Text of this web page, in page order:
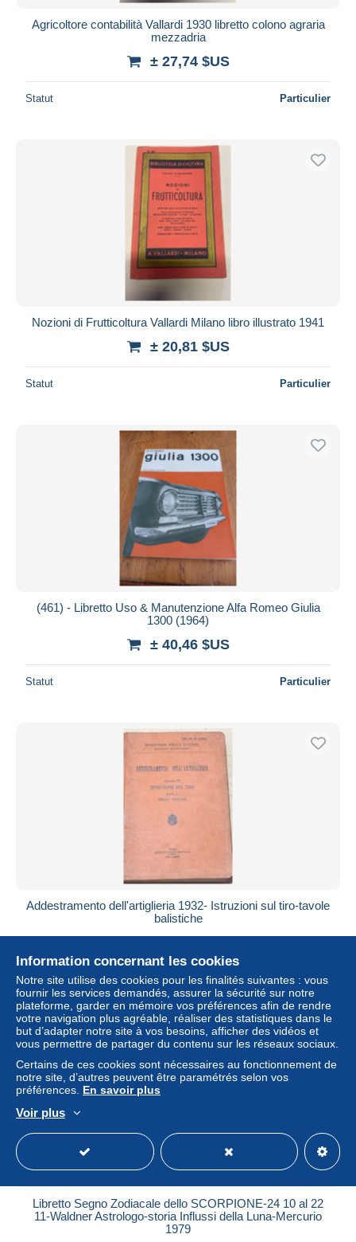
Agricoltore contabilità Vallardi 1930 libretto colono agraria
mezzadria
± 27,74 $US
Statut Particulier
Nozioni di Frutticoltura Vallardi Milano libro illustrato 1941
± 20,81 $US
Statut Particulier
(461) - Libretto Uso & Manutenzione Alfa Romeo Giulia
1300 (1964)
± 40,46 $US
Statut Particulier
Addestramento dell'artiglieria 1932- Istruzioni sul tiro-tavole
balistiche
Statut Particulier
Libretto Segno Zodiacale dello SCORPIONE-24 10 al 22
11-Waldner Astrologo-storia Influssi della Luna-Mercurio
1979
Information concernant les cookies
Notre site utilise des cookies pour les finalités suivantes : vous
fournir les services demandés, assurer la sécurité sur notre
plateforme, garder en mémoire vos préférences afin de rendre
votre navigation plus agréable, réaliser des statistiques dans le
but d’adapter notre site à vos besoins, afficher des vidéos et
vous permettre de partager du contenu sur les réseaux sociaux.
Certains de ces cookies sont nécessaires au fonctionnement de
notre site, d’autres peuvent être paramétrés selon vos
préférences. En savoir plus
Voir plus